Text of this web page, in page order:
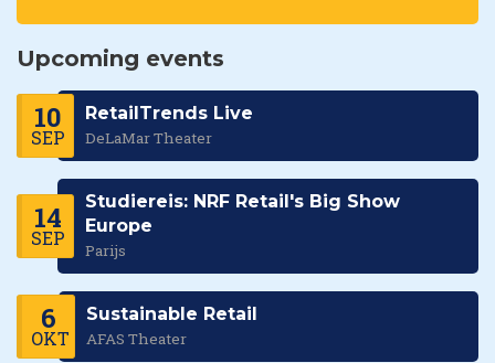
Upcoming events
10
SEP
RetailTrends Live
DeLaMar Theater
14
SEP
Studiereis: NRF Retail's Big Show
Europe
Parijs
6
OKT
Sustainable Retail
AFAS Theater